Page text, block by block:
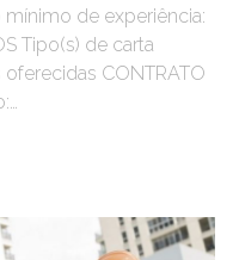
mínimo de experiência:
Tipo(s) de carta
CONTRATO